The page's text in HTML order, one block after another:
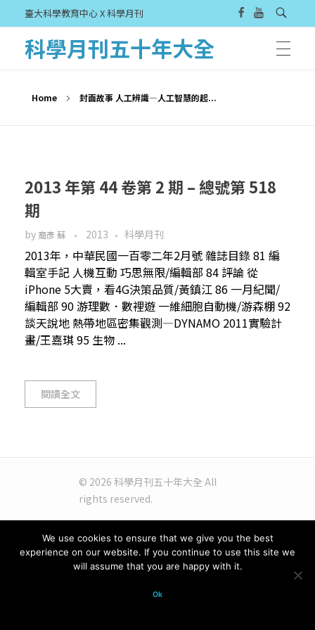
臺大科學教育中心 X 科學月刊
科學月刊五十年大全
Home 封面故事 人工辨識—人工智慧的起...
2013 年第 44 卷第 2 期 – 總號第 518
期
by 裔彥 蘇 2013 科學月刊
2013年，中華民國一百零二年2月號 雜誌目錄 81 編
輯室手記 人機互動 巧思無限/編輯部 84 評論 從
iPhone 5大賣，看4G決策品質/黃鎮江 86 一月紀聞/
編輯部 90 游理數．數裡遊 一維細胞自動機/游森棚 92
談天說地 熱帶地區密集觀測—DYNAMO 2011實驗計
畫/王嘉琪 95 生物 ...
閱讀全文
© 2026 科學月刊五十年大全 All
rights reserved.
We use cookies to ensure that we give you the best
experience on our website. If you continue to use this site we
will assume that you are happy with it.
Ok